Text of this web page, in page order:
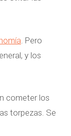
. Pero
y los
cometer los
torpezas. Se